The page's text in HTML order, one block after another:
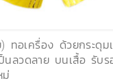
ทอเครื่อง ด้วยกระดุ
นลวดลาย บนเสื้อ รับ
ม่